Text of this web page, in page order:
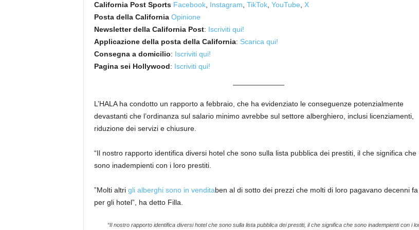
California Post Sports Facebook, Instagram TikTok, YouTube
X
Posta della California Opinione
Newsletter della California Post: Iscriviti qui!
Applicazione della posta della California: Scarica qui!
Consegna a domicilio: Iscriviti qui!
Pagina sei Hollywood: Iscriviti qui!
L’HALA ha condotto un rapporto a febbraio, che ha evidenziato le conseguenze potenzialmente
devastanti che l’ordinanza sul salario minimo avrebbe sul settore alberghiero, inclusi licenziamenti,
riduzione dei servizi e chiusure.
“Il nostro rapporto identifica diversi hotel che sono sulla lista pubblica dei prestiti, il che significa che
sono inadempienti con i loro prestiti.
”Molti altri gli alberghi sono in venditaben al di sotto dei prezzi che molti di loro pagavano decenni fa
per gli hotel”, ha detto Filla.
“Il nostro rapporto identifica diversi hotel che sono sulla lista pubblica dei prestiti, il che significa che sono inadempienti con i